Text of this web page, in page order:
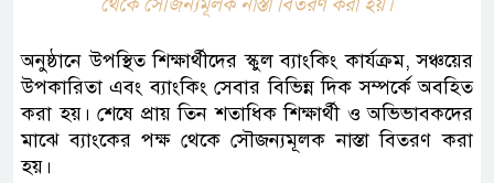
অনুষ্ঠানে উপস্থিত শিক্ষার্থীদের স্কুল ব্যাংকিং কার্যক্রম, সঞ্চয়ের
উপকারিতা এবং ব্যাংকিং সেবার বিভিন্ন দিক সম্পর্কে অবহিত
করা হয়। শেষে প্রায় তিন শতাধিক শিক্ষার্থী ও অভিভাবকদের
মাঝে ব্যাংকের পক্ষ থেকে সৌজন্যমূলক নাস্তা বিতরণ করা
হয়।